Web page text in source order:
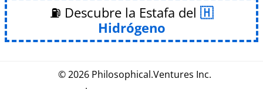
⛽ Descubre la Estafa del
Hidrógeno
© 2026 Philosophical.Ventures Inc.